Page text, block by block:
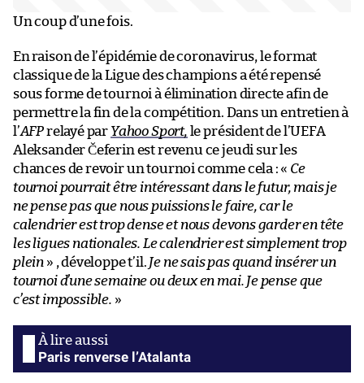
Un coup d’une fois.
En raison de l’épidémie de coronavirus, le format
classique de la Ligue des champions a été repensé
sous forme de tournoi à élimination directe afin de
permettre la fin de la compétition. Dans un entretien à
l’AFPrelayé par Yahoo Sport, le président de l’UEFA
Aleksander Čeferin est revenu ce jeudi sur les
chances de revoir un tournoi comme cela : « Ce
tournoi pourrait être intéressant dans le futur, mais je
ne pense pas que nous puissions le faire, car le
calendrier est trop dense et nous devons garder en tête
les ligues nationales. Le calendrier est simplement trop
plein » , développe t’il. Je ne sais pas quand insérer un
tournoi d’une semaine ou deux en mai. Je pense que
c’est impossible. »
Paris renverse l’Atalanta